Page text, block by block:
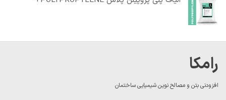
رامکا
افزودنی بتن و مصالح نوین شیمیایی ساختمان